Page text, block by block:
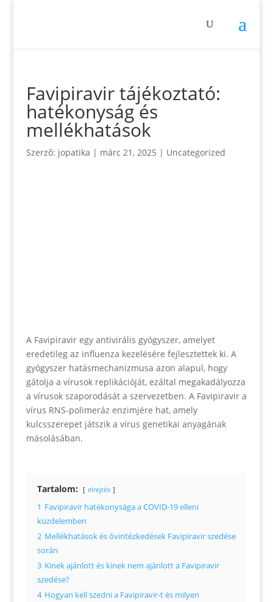
Favipiravir tájékoztató:
hatékonyság és
mellékhatások
Szerző: jopatika | márc 21, 2025 | Uncategorized
A Favipiravir egy antivirális gyógyszer, amelyet
eredetileg az influenza kezelésére fejlesztettek ki. A
gyógyszer hatásmechanizmusa azon alapul, hogy
gátolja a vírusok replikációját, ezáltal megakadályozza
a vírusok szaporodását a szervezetben. A Favipiravir a
vírus RNS-polimeráz enzimjére hat, amely
kulcsszerepet játszik a vírus genetikai anyagának
másolásában.
Tartalom: elrejtés
1 Favipiravir hatékonysága a COVID-19 elleni
küzdelemben
2 Mellékhatások és óvintézkedések Favipiravir szedése
során
3 Kinek ajánlott és kinek nem ajánlott a Favipiravir
szedése?
4 Hogyan kell szedni a Favipiravir-t és milyen